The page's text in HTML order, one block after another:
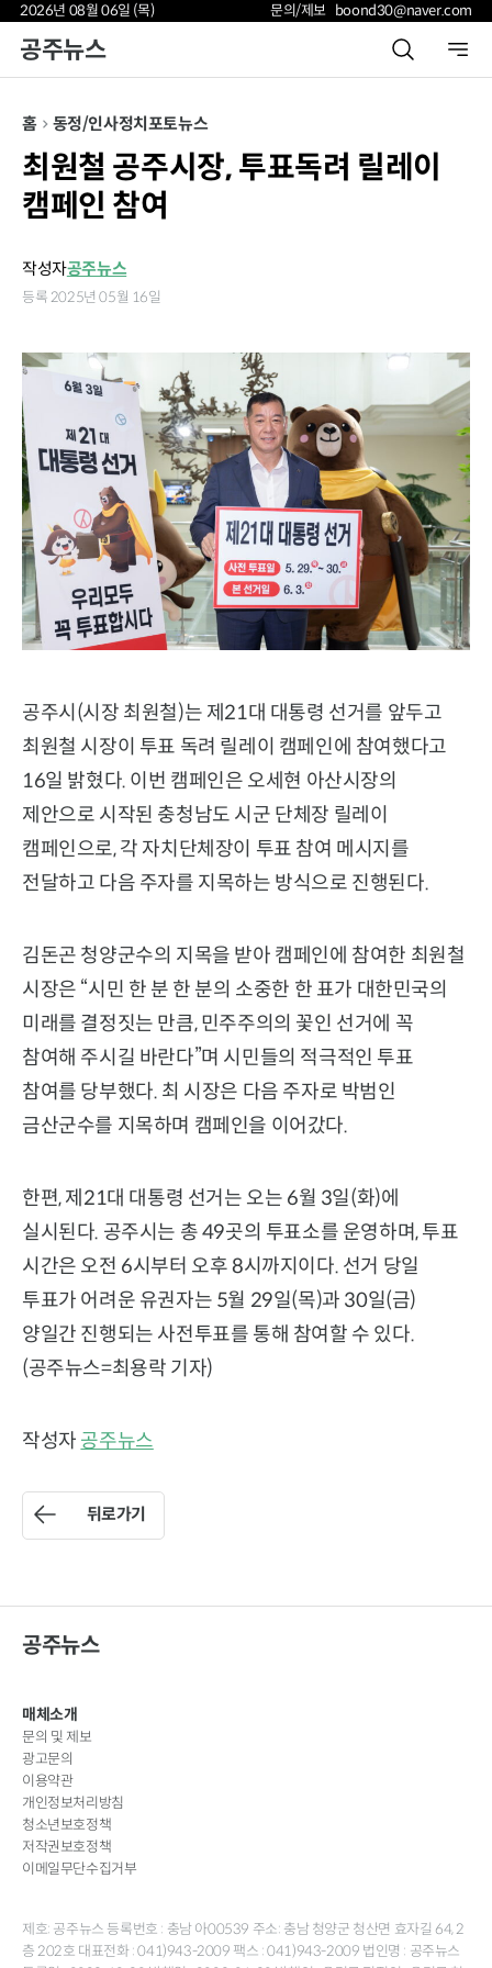
2026년 08월 06일 (목) 문의/제보 boond30@naver.com
공주뉴스
홈 동정/인사정치포토뉴스
최원철 공주시장, 투표독려 릴레이
캠페인 참여
작성자공주뉴스
등록 2025년 05월 16일
공주시(시장 최원철)는 제21대 대통령 선거를 앞두고
최원철 시장이 투표 독려 릴레이 캠페인에 참여했다고
16일 밝혔다. 이번 캠페인은 오세현 아산시장의
제안으로 시작된 충청남도 시군 단체장 릴레이
캠페인으로, 각 자치단체장이 투표 참여 메시지를
전달하고 다음 주자를 지목하는 방식으로 진행된다.
김돈곤 청양군수의 지목을 받아 캠페인에 참여한 최원철
시장은 “시민 한 분 한 분의 소중한 한 표가 대한민국의
미래를 결정짓는 만큼, 민주주의의 꽃인 선거에 꼭
참여해 주시길 바란다”며 시민들의 적극적인 투표
참여를 당부했다. 최 시장은 다음 주자로 박범인
금산군수를 지목하며 캠페인을 이어갔다.
한편, 제21대 대통령 선거는 오는 6월 3일(화)에
실시된다. 공주시는 총 49곳의 투표소를 운영하며, 투표
시간은 오전 6시부터 오후 8시까지이다. 선거 당일
투표가 어려운 유권자는 5월 29일(목)과 30일(금)
양일간 진행되는 사전투표를 통해 참여할 수 있다.
(공주뉴스=최용락 기자)
작성자 공주뉴스
뒤로가기
공주뉴스
매체소개
문의 및 제보
광고문의
이용약관
개인정보처리방침
청소년보호정책
저작권보호정책
이메일무단수집거부
제호: 공주뉴스 등록번호 : 충남 아00539 주소: 충남 청양군 청산면 효자길 64, 2
층 202호 대표전화 : 041)943-2009 팩스 : 041)943-2009 법인명 : 공주뉴스